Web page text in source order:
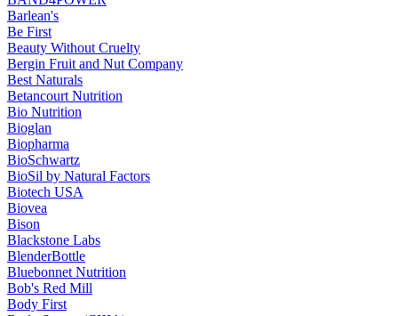
Barlean's
Be First
Beauty Without Cruelty
Bergin Fruit and Nut Company
Best Naturals
Betancourt Nutrition
Bio Nutrition
Bioglan
Biopharma
BioSchwartz
BioSil by Natural Factors
Biotech USA
Biovea
Bison
Blackstone Labs
BlenderBottle
Bluebonnet Nutrition
Bob's Red Mill
Body First